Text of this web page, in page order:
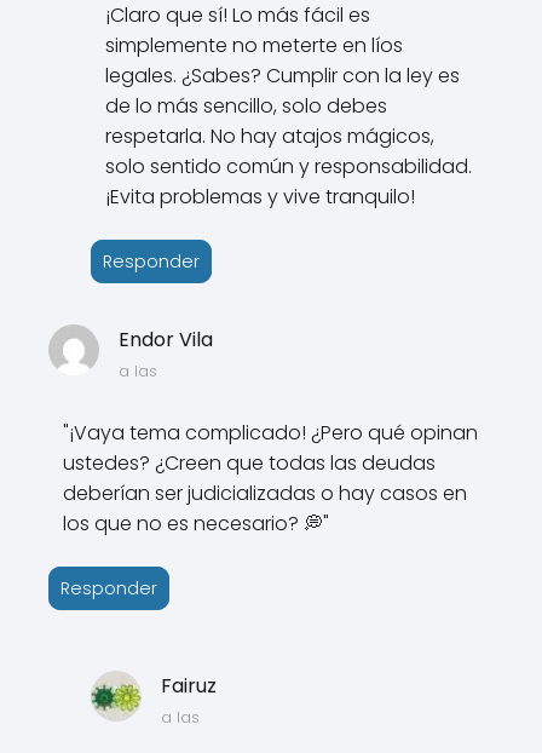
¡Claro que sí! Lo más fácil es
simplemente no meterte en líos
legales. ¿Sabes? Cumplir con la ley es
de lo más sencillo, solo debes
respetarla. No hay atajos mágicos,
solo sentido común y responsabilidad.
¡Evita problemas y vive tranquilo!
Responder
Endor Vila
a las
"¡Vaya tema complicado! ¿Pero qué opinan
ustedes? ¿Creen que todas las deudas
deberían ser judicializadas o hay casos en
los que no es necesario? 💭"
Responder
Fairuz
a las